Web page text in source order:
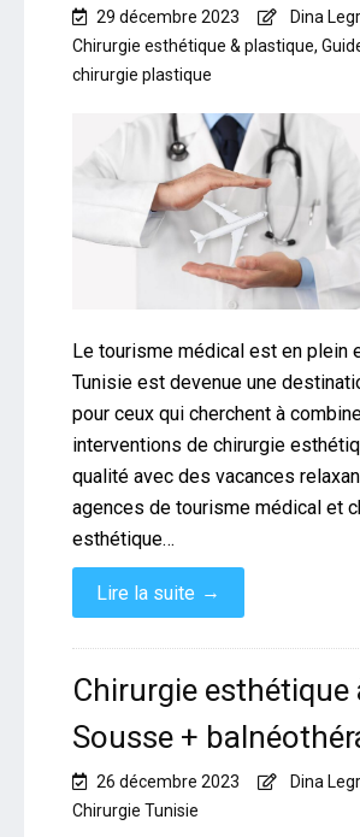
29 décembre 2023
Dina
Chirurgie esthétique & plastique,
chirurgie plastique
Le tourisme médical est en plein
Tunisie est devenue une
pour ceux qui cherchent à
interventions de chirurgie
qualité avec des vacances
agences de tourisme médical et
esthétique…
Lire la suite →
Chirurgie esthétique
Sousse +
26 décembre 2023
Dina
Chirurgie Tunisie